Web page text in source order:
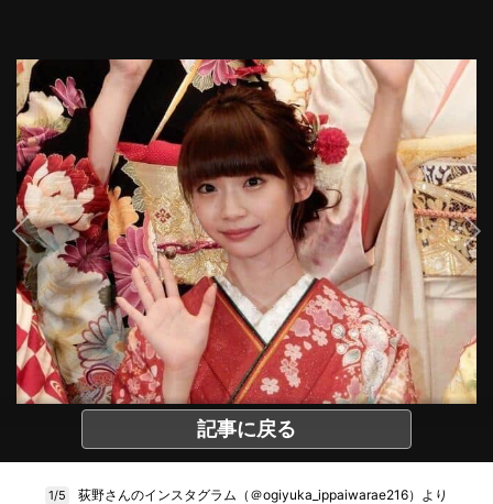
記事に戻る
1/5 荻野さんのインスタグラム（＠ogiyuka_ippaiwarae216）より